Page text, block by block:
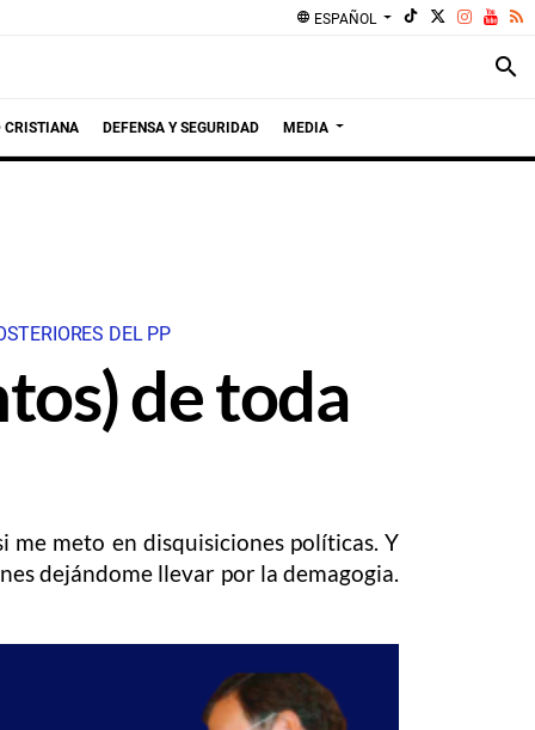
language ESPAÑOL
search
CRISTIANA DEFENSA Y SEGURIDAD MEDIA
DEL PP
de toda
me meto en disquisiciones políticas. Y
dejándome llevar por la demagogia.